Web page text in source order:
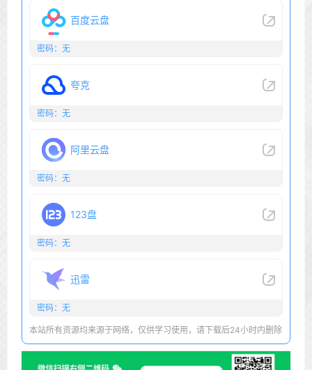
百度云盘
密码：无
夸克
密码：无
阿里云盘
密码：无
123盘
密码：无
迅雷
密码：无
本站所有资源均来源于网络，仅供学习使用，请下载后24小时内删除